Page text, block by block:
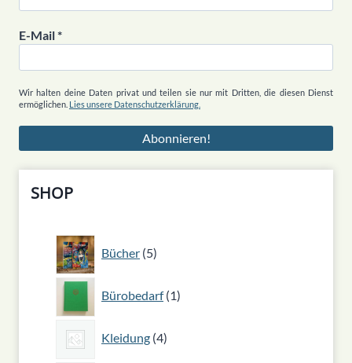
E-Mail*
Wir halten deine Daten privat und teilen sie nur mit Dritten, die diesen Dienst
ermöglichen. Lies unsere Datenschutzerklärung.
SHOP
Bücher 5
5
Produkte
Bürobedarf 1
1
Produkt
Kleidung 4
4
Produkte